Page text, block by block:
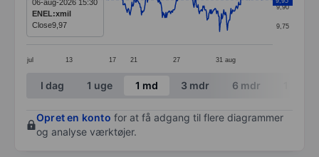
The chart has 1 X axis displaying categories.
The chart has 1 Y axis displaying values. Data
jul 13 17 21 27 31 aug
9,75
9,90
06-aug-2026 15:30
ENEL:xmil
Close9,97
End of interactive chart.
I dag 1 uge 1 md 3 mdr 6 mdr
Opret en konto for at få adgang til flere diagrammer
og analyse værktøjer.